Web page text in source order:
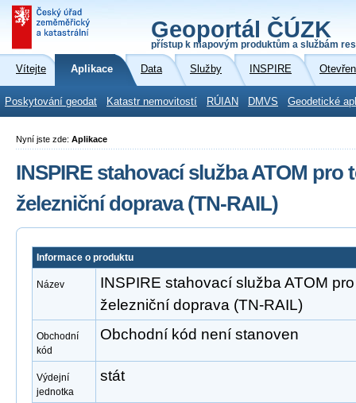
Geoportál ČÚZK
přístup k mapovým produktům a službám
Vítejte Aplikace Data Služby INSPIRE
Poskytování geodat Katastr nemovitostí RÚIAN DMVS Geodetické
Nyní jste zde: Aplikace
INSPIRE stahovací služba ATOM pro
železniční doprava (TN-RAIL)
Informace o produktu
Název
INSPIRE stahovací služba ATOM
železniční doprava (TN-RAIL)
Obchodní
kód
Obchodní kód není stanoven
Výdejní
jednotka
stát